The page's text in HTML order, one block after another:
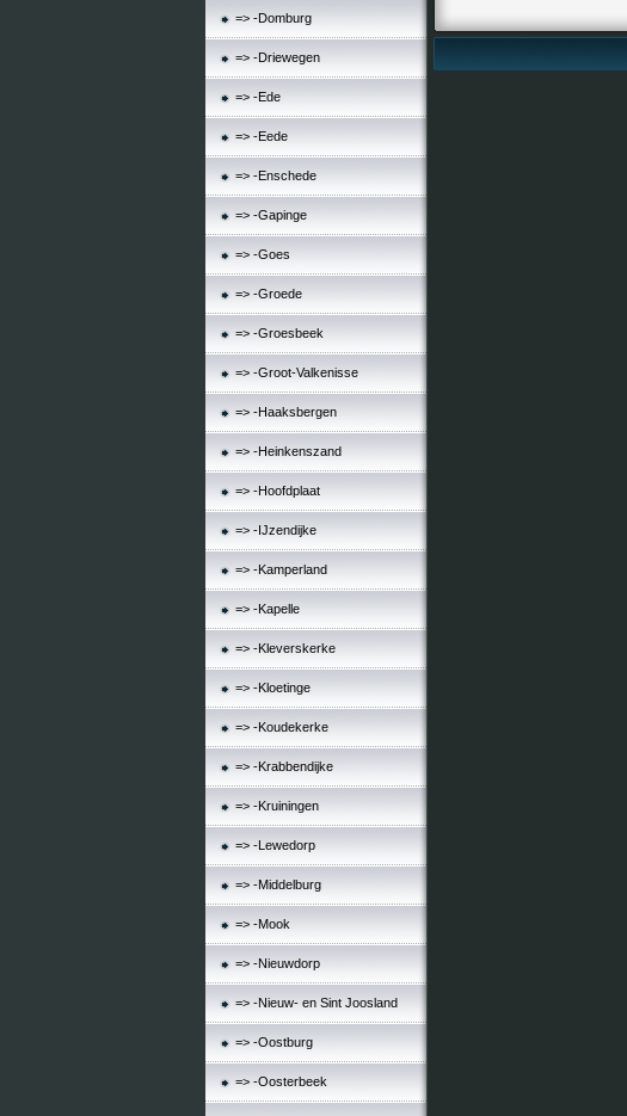
=> -Domburg
=> -Driewegen
=> -Ede
=> -Eede
=> -Enschede
=> -Gapinge
=> -Goes
=> -Groede
=> -Groesbeek
=> -Groot-Valkenisse
=> -Haaksbergen
=> -Heinkenszand
=> -Hoofdplaat
=> -IJzendijke
=> -Kamperland
=> -Kapelle
=> -Kleverskerke
=> -Kloetinge
=> -Koudekerke
=> -Krabbendijke
=> -Kruiningen
=> -Lewedorp
=> -Middelburg
=> -Mook
=> -Nieuwdorp
=> -Nieuw- en Sint Joosland
=> -Oostburg
=> -Oosterbeek